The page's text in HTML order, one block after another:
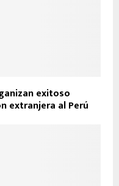
exitoso
extranjera al Perú